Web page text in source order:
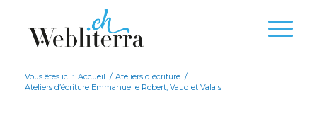
Vous êtes ici : Accueil / Ateliers d'écriture /
Ateliers d’écriture Emmanuelle Robert, Vaud et Valais